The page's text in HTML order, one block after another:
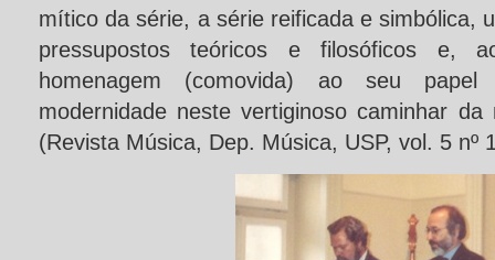
mítico da série, a série reificada e simbólica,
pressupostos teóricos e filosóficos e,
homenagem (comovida) ao seu
modernidade neste vertiginoso caminhar da
(Revista Música, Dep. Música, USP, vol. 5 nº